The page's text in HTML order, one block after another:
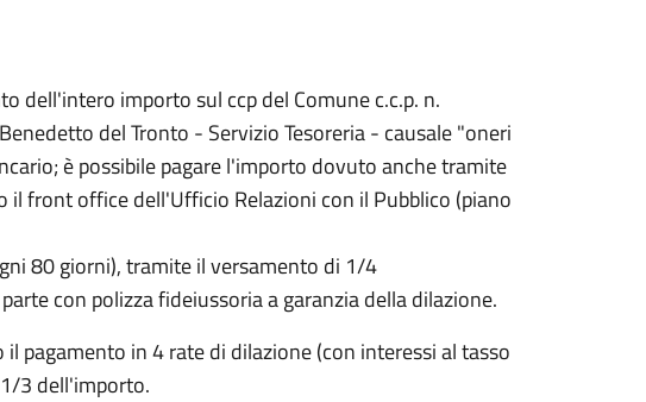
dell'intero importo sul ccp del Comune c.c.p. n.
del Tronto - Servizio Tesoreria - causale "oneri
è possibile pagare l'importo dovuto anche tramite
il front office dell'Ufficio Relazioni con il Pubblico (piano
80 giorni), tramite il versamento di 1/4
con polizza fideiussoria a garanzia della dilazione.
pagamento in 4 rate di dilazione (con interessi al tasso
3 dell'importo.